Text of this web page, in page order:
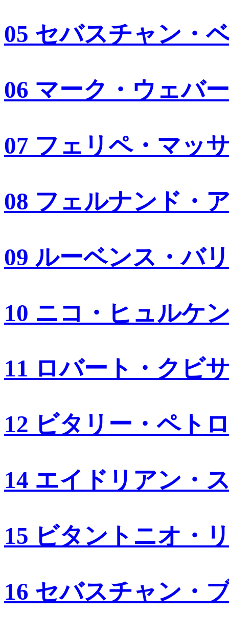
05 セバスチャン・
06 マーク・ウェバー
07 フェリペ・マッ
08 フェルナンド・
09 ルーベンス・バ
10 ニコ・ヒュルケ
11 ロバート・クビ
12 ビタリー・ペト
14 エイドリアン・
15 ビタントニオ・
16 セバスチャン・